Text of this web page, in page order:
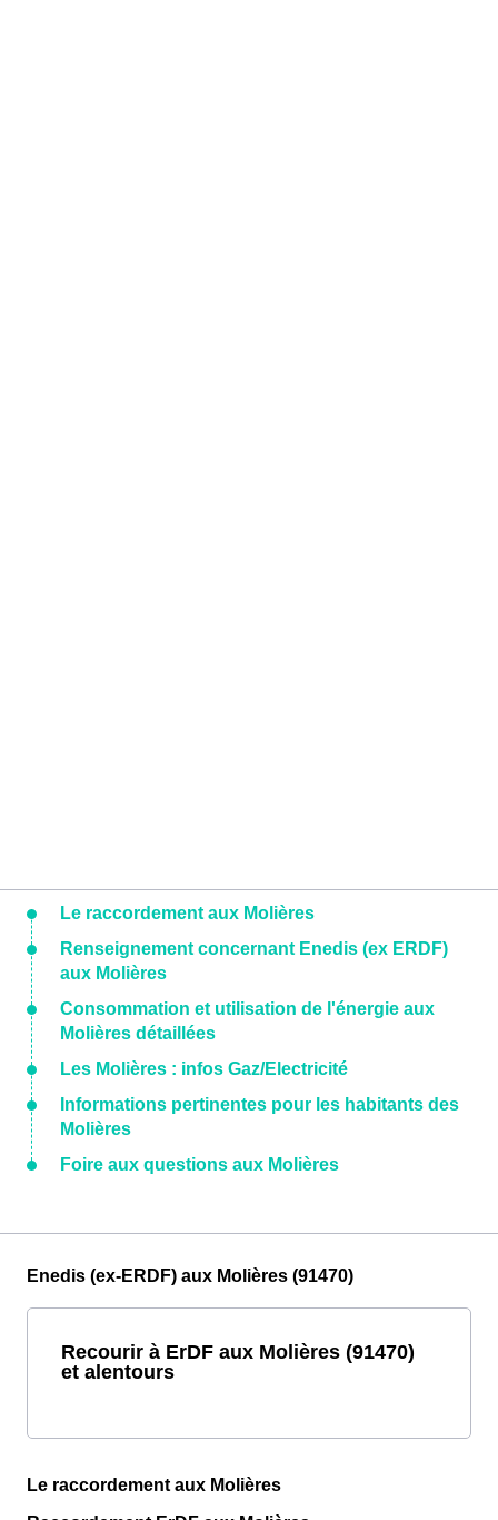
Le raccordement aux Molières
Renseignement concernant Enedis (ex ERDF)
aux Molières
Consommation et utilisation de l'énergie aux
Molières détaillées
Les Molières : infos Gaz/Electricité
Informations pertinentes pour les habitants des
Molières
Foire aux questions aux Molières
Enedis (ex-ERDF) aux Molières (91470)
Recourir à ErDF aux Molières (91470)
et alentours
Le raccordement aux Molières